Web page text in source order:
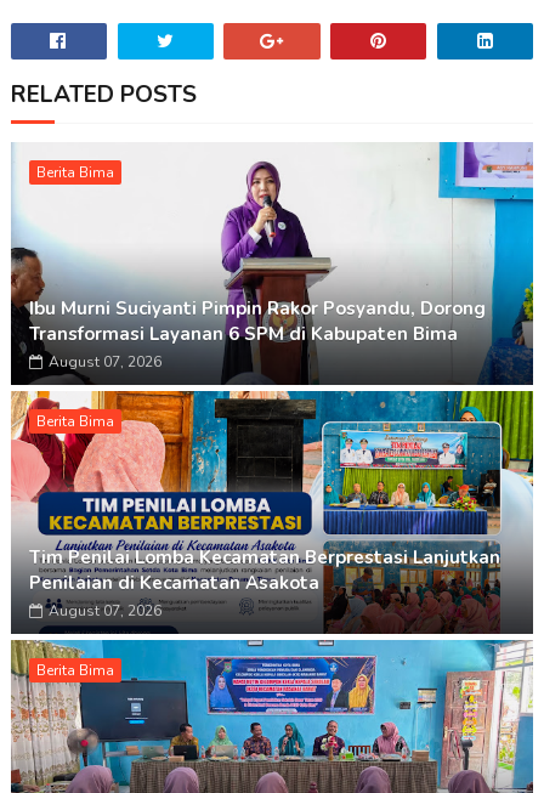
RELATED POSTS
Berita Bima
Ibu Murni Suciyanti Pimpin Rakor Posyandu, Dorong
Transformasi Layanan 6 SPM di Kabupaten Bima
August 07, 2026
Berita Bima
Tim Penilai Lomba Kecamatan Berprestasi Lanjutkan
Penilaian di Kecamatan Asakota
August 07, 2026
Berita Bima